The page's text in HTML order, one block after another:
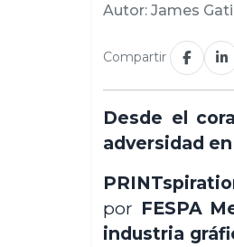
Autor: James
Compartir
Desde el
adversidad
por FESPA
industria